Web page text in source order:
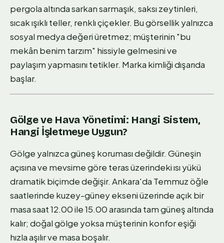
pergola altında sarkan sarmaşık, saksı zeytinleri,
sıcak ışıklı teller, renklı çiçekler. Bu görsellik yalnızca
sosyal medya değeri üretmez; müşterinin "bu
mekân benim tarzım" hissiyle gelmesini ve
paylaşım yapmasını tetikler. Marka kimliği dışarıda
başlar.
Gölge ve Hava Yönetimi: Hangi Sistem,
Hangi İşletmeye Uygun?
Gölge yalnızca güneş koruması değildir. Güneşin
açısına ve mevsime göre teras üzerindeki ısı yükü
dramatik biçimde değişir. Ankara'da Temmuz öğle
saatlerinde kuzey-güney ekseni üzerinde açık bir
masa saat 12.00 ile 15.00 arasında tam güneş altında
kalır; doğal gölge yoksa müşterinin konfor eşiği
hızla aşılır ve masa boşalır.